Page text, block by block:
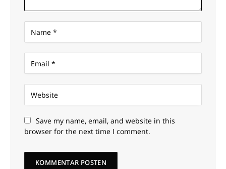
Save my name, email, and website in this
browser for the next time I comment.